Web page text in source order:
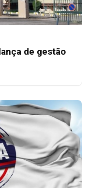
de gestão